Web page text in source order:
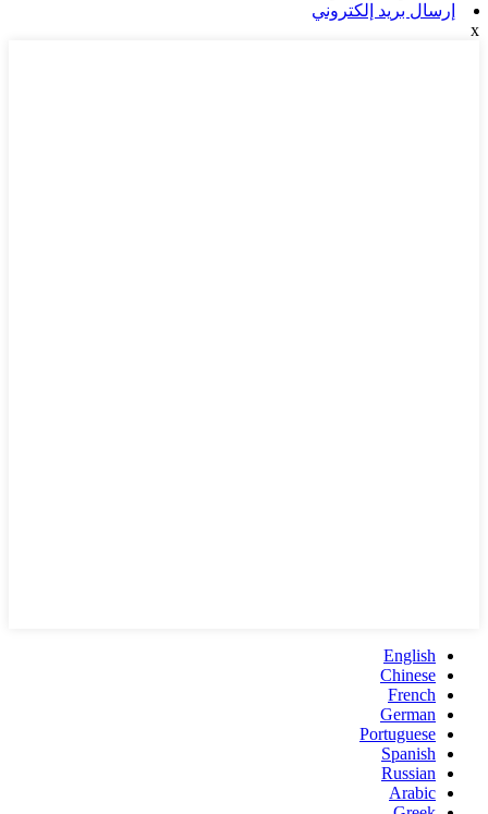
إرسال بريد إلكتروني
x
English
Chinese
French
German
Portuguese
Spanish
Russian
Arabic